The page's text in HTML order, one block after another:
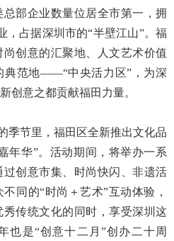
部企业数量位居全市第一，拥
，占据深圳市的“半壁江山”。福
创意的汇聚地、人文艺术价值
典范地——“中央活力区”，为深
创意之都贡献福田力量。
节里，福田区全新推出文化品
华”。活动期间，将举办一系
创意市集、时尚快闪、非遗活
同的“时尚＋艺术”互动体验，
传统文化的同时，享受深圳这
也是“创意十二月”创办二十周